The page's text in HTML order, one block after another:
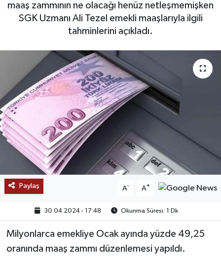
maaş zammının ne olacağı henüz netleşmemişken
SGK Uzmanı Ali Tezel emekli maaşlarıyla ilgili
tahminlerini açıkladı.
Paylaş A- A+
30.04.2024 - 17:48 Okunma Süresi: 1 Dk
Milyonlarca emekliye Ocak ayında yüzde 49,25
oranında maaş zammı düzenlemesi yapıldı.
EKONOMİ
MAGAZİN
SAĞLIK
BÖLGE
KEŞFET
POPÜLER
DÜNYA
TREND
Tüm Manşetler
Son Dakika Haberleri
Haber Arşivi